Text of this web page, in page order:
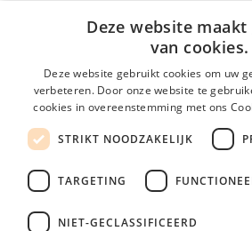
Parttime personeel
Vacature aanmelden
Bereken uw tarief
Contact
Social
Zoeken
Deze website
van cookies.
Deze website gebruikt cookies om uw
verbeteren. Door onze website te
cookies in overeenstemming met ons
STRIKT NOODZAKELIJK
TARGETING
NIET-GECLASSIFICEERD